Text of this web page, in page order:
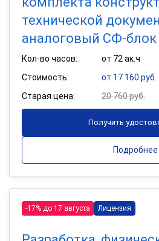
технической
аналоговый СФ-блок
Кол-во часов:
от 72 ак.ч
Стоимость:
от 17 160 руб.
Старая цена:
20 760 руб.
Получить
Подробнее
-17% до 17 августа Лицензия